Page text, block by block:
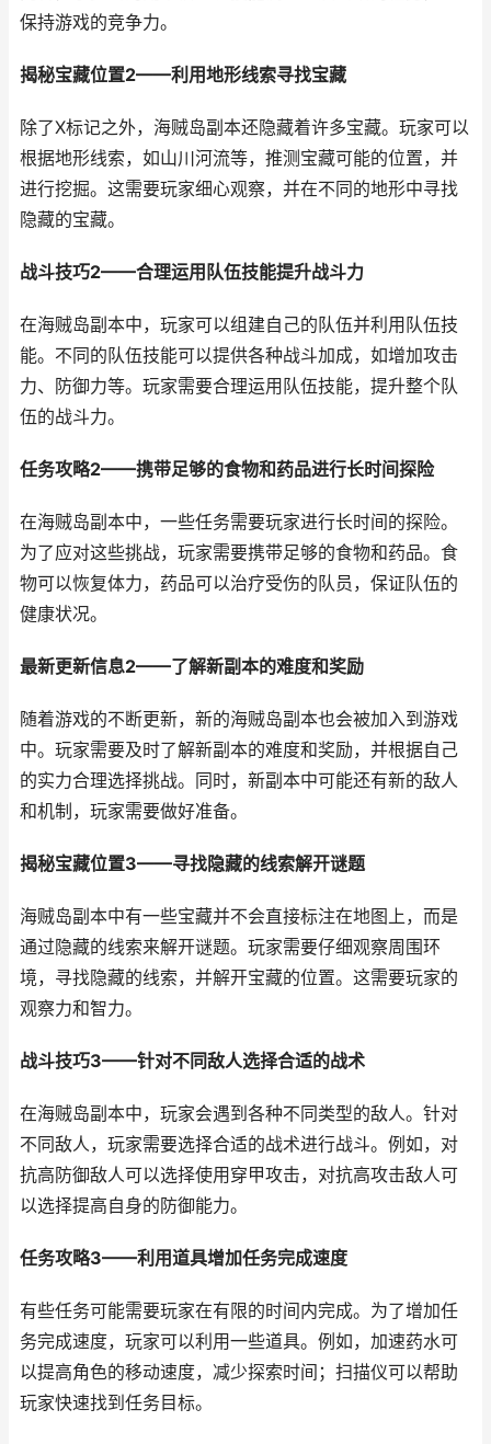
保持游戏的竞争力。
揭秘宝藏位置2——利用地形线索寻找宝藏
除了X标记之外，海贼岛副本还隐藏着许多宝藏。玩家可以
根据地形线索，如山川河流等，推测宝藏可能的位置，并
进行挖掘。这需要玩家细心观察，并在不同的地形中寻找
隐藏的宝藏。
战斗技巧2——合理运用队伍技能提升战斗力
在海贼岛副本中，玩家可以组建自己的队伍并利用队伍技
能。不同的队伍技能可以提供各种战斗加成，如增加攻击
力、防御力等。玩家需要合理运用队伍技能，提升整个队
伍的战斗力。
任务攻略2——携带足够的食物和药品进行长时间探险
在海贼岛副本中，一些任务需要玩家进行长时间的探险。
为了应对这些挑战，玩家需要携带足够的食物和药品。食
物可以恢复体力，药品可以治疗受伤的队员，保证队伍的
健康状况。
最新更新信息2——了解新副本的难度和奖励
随着游戏的不断更新，新的海贼岛副本也会被加入到游戏
中。玩家需要及时了解新副本的难度和奖励，并根据自己
的实力合理选择挑战。同时，新副本中可能还有新的敌人
和机制，玩家需要做好准备。
揭秘宝藏位置3——寻找隐藏的线索解开谜题
海贼岛副本中有一些宝藏并不会直接标注在地图上，而是
通过隐藏的线索来解开谜题。玩家需要仔细观察周围环
境，寻找隐藏的线索，并解开宝藏的位置。这需要玩家的
观察力和智力。
战斗技巧3——针对不同敌人选择合适的战术
在海贼岛副本中，玩家会遇到各种不同类型的敌人。针对
不同敌人，玩家需要选择合适的战术进行战斗。例如，对
抗高防御敌人可以选择使用穿甲攻击，对抗高攻击敌人可
以选择提高自身的防御能力。
任务攻略3——利用道具增加任务完成速度
有些任务可能需要玩家在有限的时间内完成。为了增加任
务完成速度，玩家可以利用一些道具。例如，加速药水可
以提高角色的移动速度，减少探索时间；扫描仪可以帮助
玩家快速找到任务目标。